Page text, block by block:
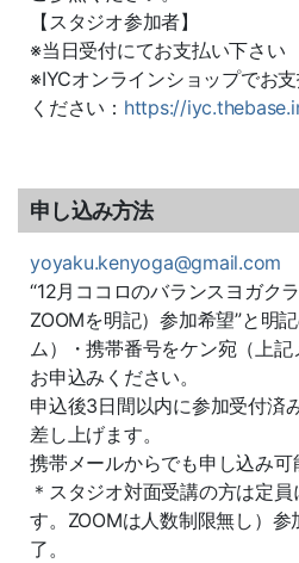
【スタジオ参加者】
※当日受付にてお支払い下さい
※IYCオンラインショップでお
ください： https://
申し込み方法
yoyaku.kenyoga@gmail.com
“12月ココロのバランスヨガク
ZOOMを明記）参加希望”と明
ム）・携帯番号をケン宛（上
お申込みください。
申込後3日間以内に参加受付済
差し上げます。
携帯メールからでも申し込み可
＊スタジオ対面受講の方は定
す。ZOOMは人数制限無し）
了。